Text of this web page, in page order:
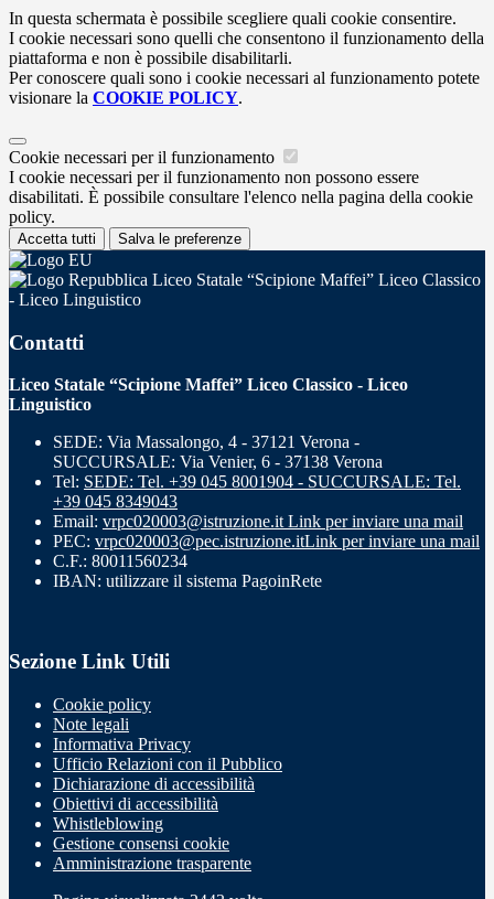
In questa schermata è possibile scegliere quali cookie consentire.
I cookie necessari sono quelli che consentono il funzionamento della
piattaforma e non è possibile disabilitarli.
Per conoscere quali sono i cookie necessari al funzionamento potete
visionare la COOKIE POLICY.
Cookie necessari per il funzionamento
I cookie necessari per il funzionamento non possono essere
disabilitati. È possibile consultare l'elenco nella pagina della cookie
policy.
Accetta tutti Salva le preferenze
Liceo Statale “Scipione Maffei” Liceo Classico
- Liceo Linguistico
Contatti
Liceo Statale “Scipione Maffei” Liceo Classico - Liceo
Linguistico
SEDE: Via Massalongo, 4 - 37121 Verona -
SUCCURSALE: Via Venier, 6 - 37138 Verona
Tel: SEDE: Tel. +39 045 8001904 - SUCCURSALE: Tel.
+39 045 8349043
Email: vrpc020003@istruzione.it Link per inviare una mail
PEC: vrpc020003@pec.istruzione.itLink per inviare una mail
C.F.: 80011560234
IBAN: utilizzare il sistema PagoinRete
Sezione Link Utili
Cookie policy
Note legali
Informativa Privacy
Ufficio Relazioni con il Pubblico
Dichiarazione di accessibilità
Obiettivi di accessibilità
Whistleblowing
Gestione consensi cookie
Amministrazione trasparente